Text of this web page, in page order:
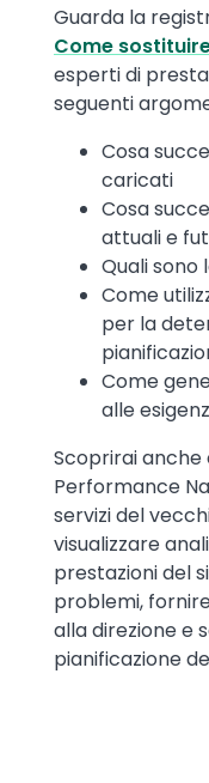
Guarda la
Come
esperti di
seguenti
Cosa
caricati
Cosa
attuali e
Quali sono
Come
per la
Come
alle
Scoprirai
Performance
servizi del
visualizzare
prestazioni del
problemi,
alla direzione e
pianificazione